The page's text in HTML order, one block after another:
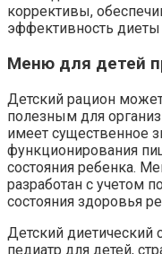
коррективы,
эффективность диеты
Меню для детей
Детский рацион
полезным для
имеет существенное
функционирования
состояния ребенка.
разработан с учетом
состояния здоровья
Детский
педиатр для детей,